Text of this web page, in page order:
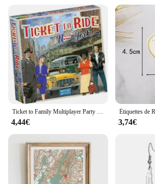
Ticket to Family Multiplayer Party Play Cards, Europe Board, Ticket to Family, Game Collection Toys, Gifts
4,44€ 3,74€